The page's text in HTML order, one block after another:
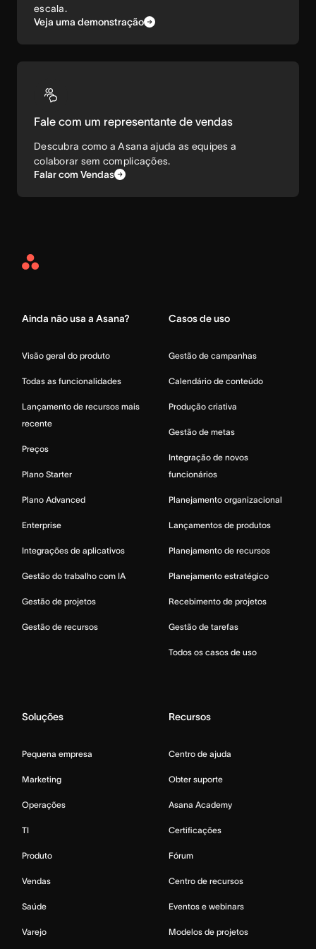
escala.
Veja uma demonstração
Fale com um representante de vendas
Descubra como a Asana ajuda as equipes a
colaborar sem complicações.
Falar com Vendas
Asana
Ainda não usa a Asana?
Visão geral do produto
Todas as funcionalidades
Lançamento de recursos mais
recente
Preços
Plano Starter
Plano Advanced
Enterprise
Integrações de aplicativos
Gestão do trabalho com IA
Gestão de projetos
Gestão de recursos
Casos de uso
Gestão de campanhas
Calendário de conteúdo
Produção criativa
Gestão de metas
Integração de novos
funcionários
Planejamento organizacional
Lançamentos de produtos
Planejamento de recursos
Planejamento estratégico
Recebimento de projetos
Gestão de tarefas
Todos os casos de uso
Soluções
Pequena empresa
Marketing
Operações
TI
Produto
Vendas
Saúde
Varejo
Recursos
Centro de ajuda
Obter suporte
Asana Academy
Certificações
Fórum
Centro de recursos
Eventos e webinars
Modelos de projetos